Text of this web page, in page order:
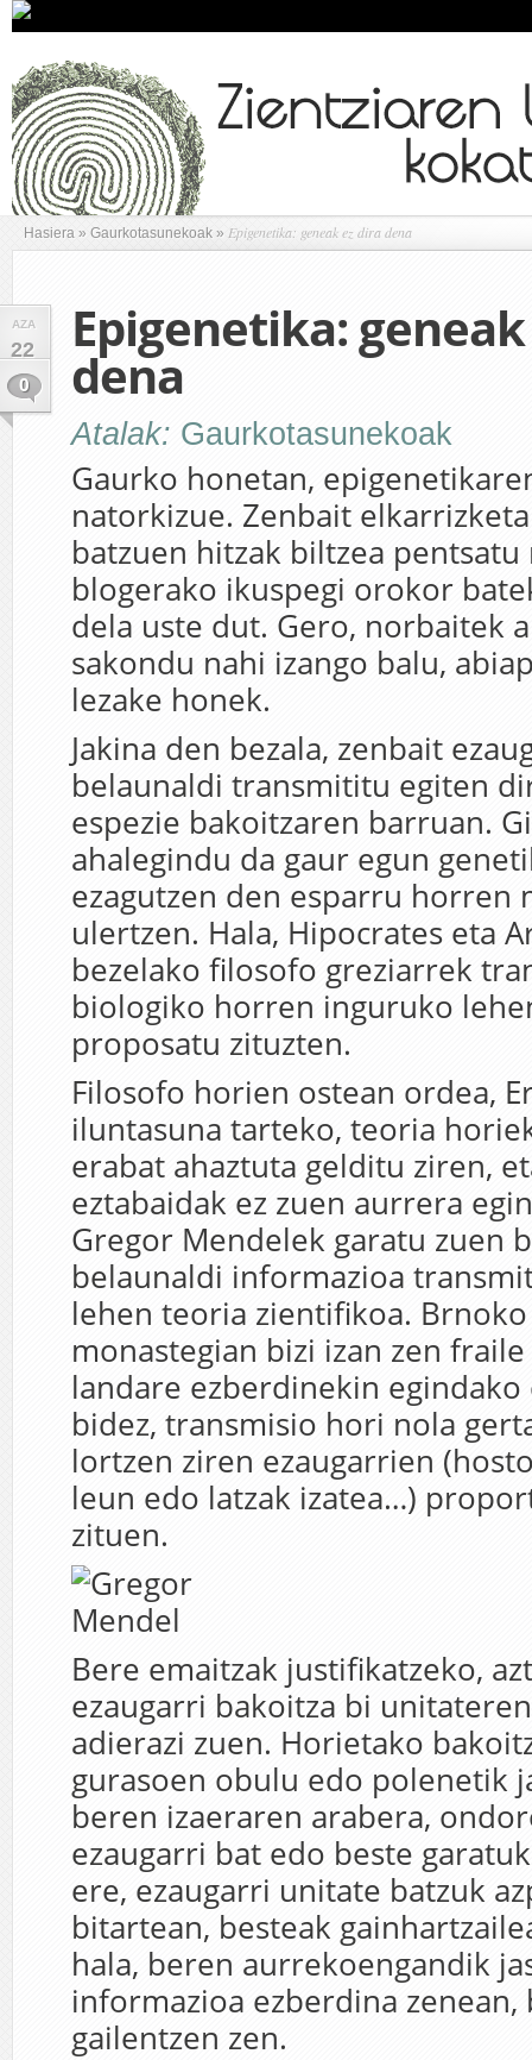
Hasiera » Gaurkotasunekoak » Epigenetika: geneak ez dira dena
AZA
22
0
Epigenetika:
dena
Atalak: Gaurkotasunekoak
Gaurko honetan,
natorkizue. Zenbait
batzuen hitzak biltzea pentsatu
blogerako ikuspegi orokor
dela uste dut. Gero, norbaitek
sakondu nahi izango balu,
lezake honek.
Jakina den bezala, zenbait
belaunaldi transmititu egiten
espezie bakoitzaren barruan.
ahalegindu da gaur egun
ezagutzen den esparru horren
ulertzen. Hala, Hipocrates eta
bezelako filosofo greziarrek
biologiko horren inguruko
proposatu zituzten.
Filosofo horien ostean ordea,
iluntasuna tarteko, teoria
erabat ahaztuta gelditu ziren,
eztabaidak ez zuen aurrera
Gregor Mendelek garatu zuen
belaunaldi informazioa
lehen teoria zientifikoa.
monastegian bizi izan zen
landare ezberdinekin
bidez, transmisio hori nola
lortzen ziren ezaugarrien
leun edo latzak izatea…)
zituen.
Bere emaitzak justifikatzeko,
ezaugarri bakoitza bi
adierazi zuen. Horietako
gurasoen obulu edo polenetik
beren izaeraren arabera,
ezaugarri bat edo beste
ere, ezaugarri unitate batzuk
bitartean, besteak
hala, beren aurrekoengandik
informazioa ezberdina
gailentzen zen.